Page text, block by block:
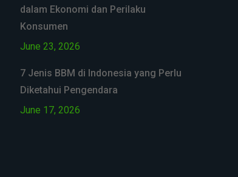
dalam Ekonomi dan Perilaku
Konsumen
June 23, 2026
7 Jenis BBM di Indonesia yang Perlu
Diketahui Pengendara
June 17, 2026